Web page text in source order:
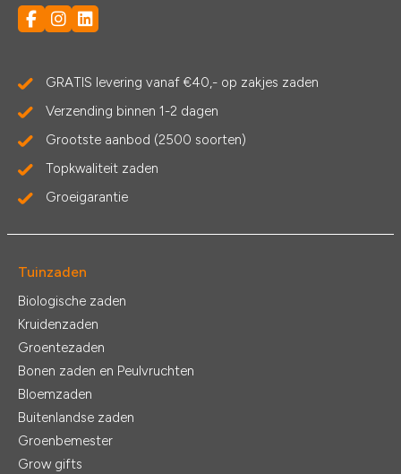
GRATIS levering vanaf €40,- op zakjes zaden
Verzending binnen 1-2 dagen
Grootste aanbod (2500 soorten)
Topkwaliteit zaden
Groeigarantie
Tuinzaden
Biologische zaden
Kruidenzaden
Groentezaden
Bonen zaden en Peulvruchten
Bloemzaden
Buitenlandse zaden
Groenbemester
Grow gifts